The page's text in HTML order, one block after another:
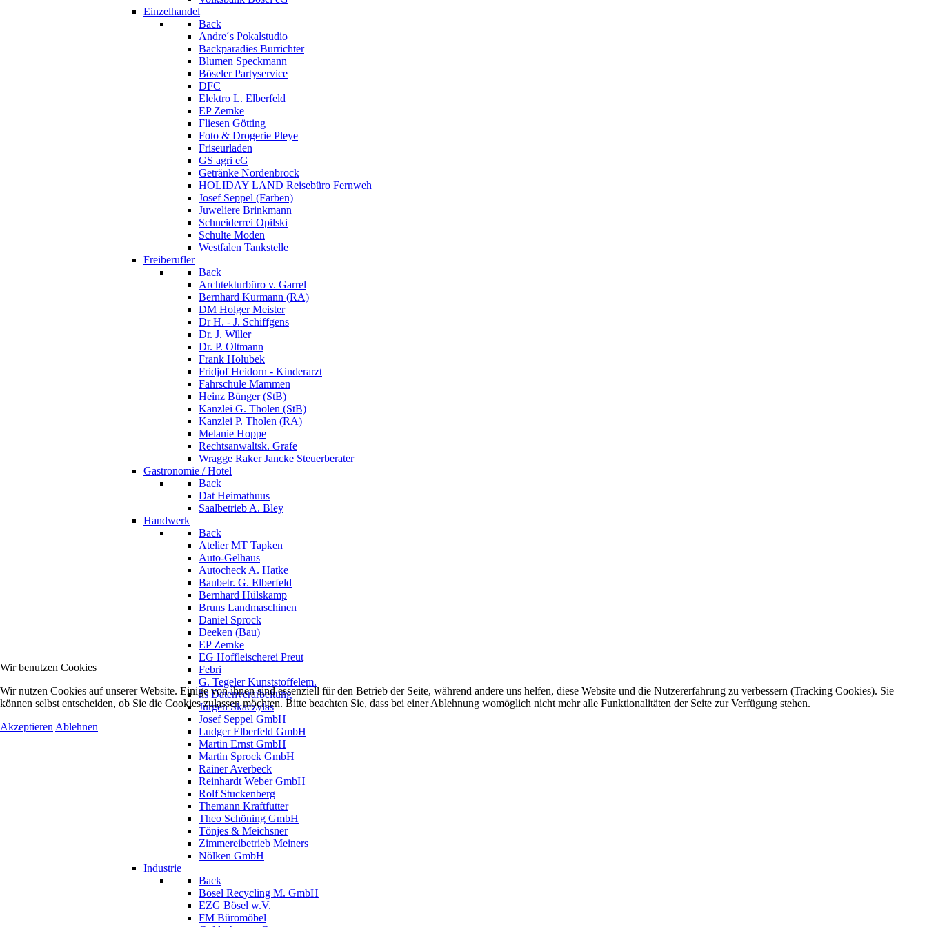
Einzelhandel
Back
Andre´s Pokalstudio
Backparadies Burrichter
Blumen Speckmann
Böseler Partyservice
DFC
Elektro L. Elberfeld
EP Zemke
Fliesen Götting
Foto & Drogerie Pleye
Friseurladen
GS agri eG
Getränke Nordenbrock
HOLIDAY LAND Reisebüro Fernweh
Josef Seppel (Farben)
Juweliere Brinkmann
Schneiderrei Opilski
Schulte Moden
Westfalen Tankstelle
Freiberufler
Back
Archtekturbüro v. Garrel
Bernhard Kurmann (RA)
DM Holger Meister
Dr H. - J. Schiffgens
Dr. J. Willer
Dr. P. Oltmann
Frank Holubek
Fridjof Heidorn - Kinderarzt
Fahrschule Mammen
Heinz Bünger (StB)
Kanzlei G. Tholen (StB)
Kanzlei P. Tholen (RA)
Melanie Hoppe
Rechtsanwaltsk. Grafe
Wragge Raker Jancke Steuerberater
Gastronomie / Hotel
Back
Dat Heimathuus
Saalbetrieb A. Bley
Handwerk
Back
Atelier MT Tapken
Auto-Gelhaus
Autocheck A. Hatke
Baubetr. G. Elberfeld
Bernhard Hülskamp
Bruns Landmaschinen
Daniel Sprock
Deeken (Bau)
EP Zemke
EG Hoffleischerei Preut
Febri
G. Tegeler Kunststoffelem.
hs Datenverarbeitung
Jürgen Skaczylas
Josef Seppel GmbH
Ludger Elberfeld GmbH
Martin Ernst GmbH
Martin Sprock GmbH
Rainer Averbeck
Reinhardt Weber GmbH
Rolf Stuckenberg
Themann Kraftfutter
Theo Schöning GmbH
Tönjes & Meichsner
Zimmereibetrieb Meiners
Nölken GmbH
Industrie
Back
Bösel Recycling M. GmbH
EZG Bösel w.V.
FM Büromöbel
Wir benutzen Cookies
Wir nutzen Cookies auf unserer Website. Einige von ihnen sind essenziell für den Betrieb der Seite, während andere uns helfen, diese Website und die Nutzererfahrung zu verbessern (Tracking Cookies). Sie
können selbst entscheiden, ob Sie die Cookies zulassen möchten. Bitte beachten Sie, dass bei einer Ablehnung womöglich nicht mehr alle Funktionalitäten der Seite zur Verfügung stehen.
Akzeptieren Ablehnen